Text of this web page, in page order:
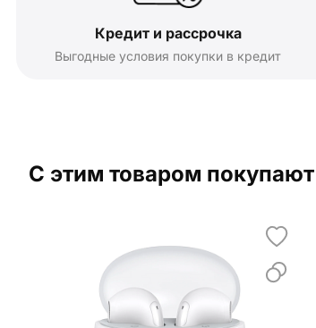
Кредит и рассрочка
Выгодные условия покупки в кредит
С этим товаром покупают